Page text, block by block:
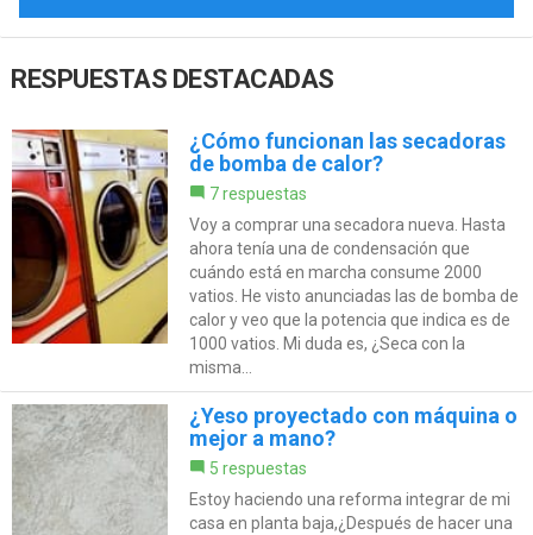
RESPUESTAS DESTACADAS
¿Cómo funcionan las secadoras
de bomba de calor?
7 respuestas
Voy a comprar una secadora nueva. Hasta
ahora tenía una de condensación que
cuándo está en marcha consume 2000
vatios. He visto anunciadas las de bomba de
calor y veo que la potencia que indica es de
1000 vatios. Mi duda es, ¿Seca con la
misma...
¿Yeso proyectado con máquina o
mejor a mano?
5 respuestas
Estoy haciendo una reforma integrar de mi
casa en planta baja,¿Después de hacer una